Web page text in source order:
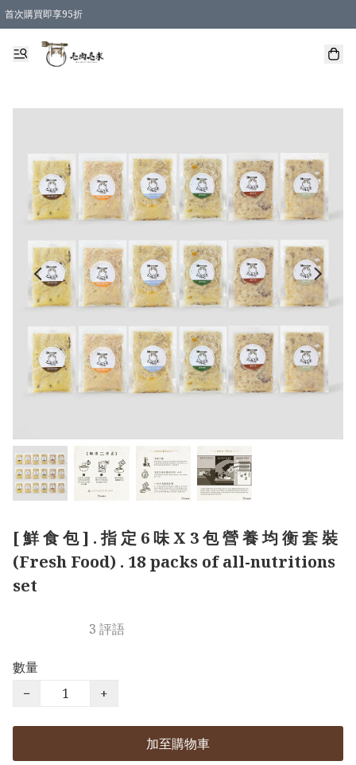
首次購買即享95折
凡購物滿 HKD 600 即享運費減免優惠
[ 鮮 食 包 ] . 指 定 6 味 X 3 包 營 養 均 衡 套 裝
(Fresh Food) . 18 packs of all-nutritions
set
3 評語
數量
−
+
加至購物車